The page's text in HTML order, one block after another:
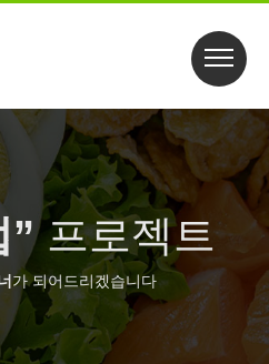
”프로젝트
가 되어드리겠습니다